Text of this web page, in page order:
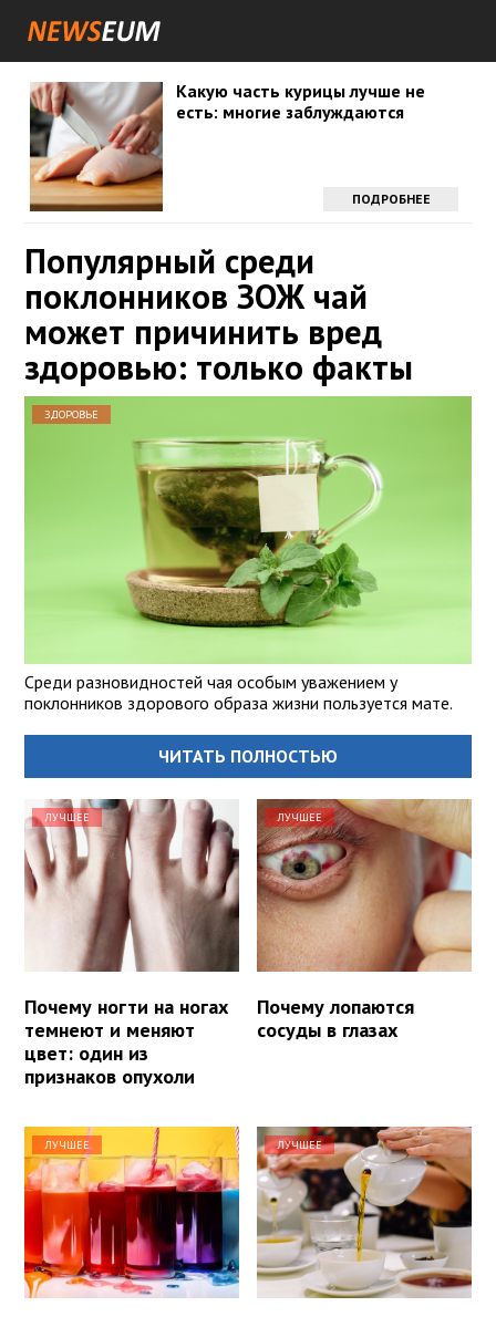
Какую часть курицы лучше не
есть: многие заблуждаются
ПОДРОБНЕЕ
Популярный среди
поклонников ЗОЖ чай
может причинить вред
здоровью: только факты
ЗДОРОВЬЕ
Среди разновидностей чая особым уважением у
поклонников здорового образа жизни пользуется мате.
ЧИТАТЬ ПОЛНОСТЬЮ
ЛУЧШЕЕ
Почему ногти на ногах
темнеют и меняют
цвет: один из
признаков опухоли
ЛУЧШЕЕ
Почему лопаются
сосуды в глазах
ЛУЧШЕЕ ЛУЧШЕЕ